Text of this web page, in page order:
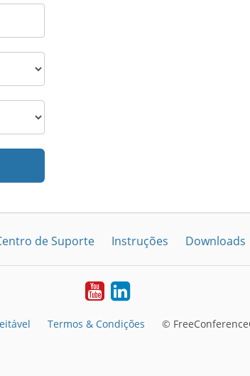
de Suporte Instruções Downloads
YoutubeLinkedIn
Termos & Condições ©